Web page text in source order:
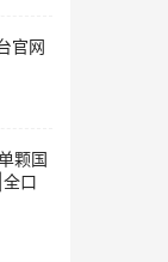
官网
颗国
口